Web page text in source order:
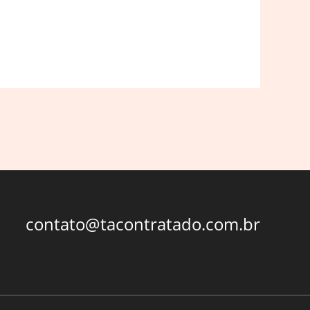
contato@tacontratado.com.br